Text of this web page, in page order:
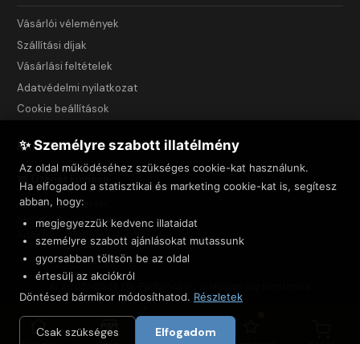
Vásárlói vélemények
Szállítási díjak
Vásárlási feltételek
Adatvédelmi nyilatkozat
Cookie beállítások
KAPCSOLAT
Üzenet küldése
NET INNOVATION Kft.
3535 Miskolc, Csendes u. 44.
Adószám: 23999743-2-05
© 2005–2026 FM-Parfümök.hu — Minden jog fenntartva
✨ Személyre szabott illatélmény
Az oldal működéséhez szükséges cookie-kat használunk.
Ha elfogadod a statisztikai és marketing cookie-kat is, segítesz
abban, hogy:
megjegyezzük kedvenc illataidat
személyre szabott ajánlásokat mutassunk
gyorsabban töltsön be az oldal
értesülj az akciókról
Döntésed bármikor módosíthatod. Részletek
Csak szükséges Elfogadom